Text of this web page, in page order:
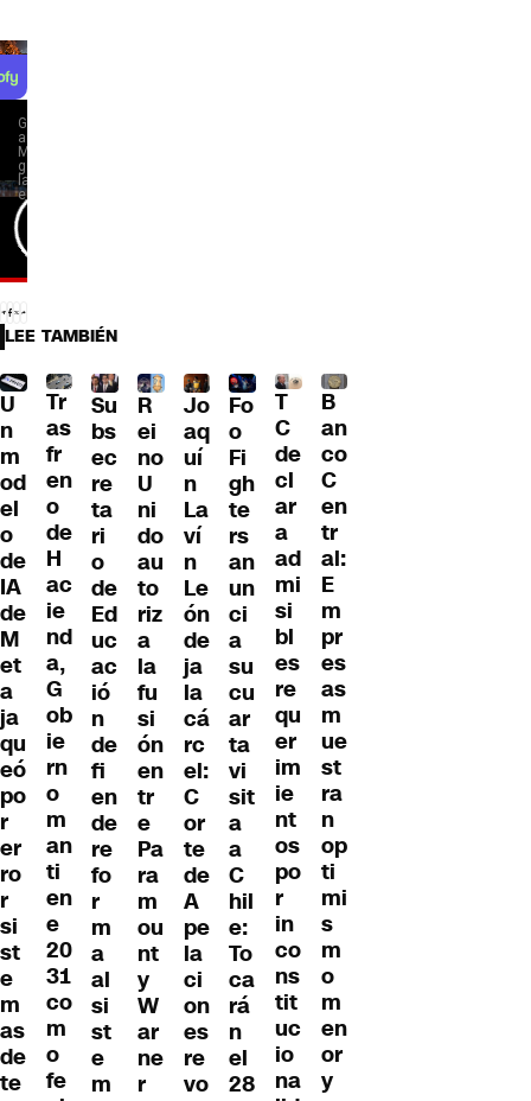
LEE TAMBIÉN
U
n
m
od
el
o
de
IA
de
M
et
a
ja
qu
eó
po
r
er
ro
r
si
st
e
m
as
de
te
Tr
as
fr
en
o
de
H
ac
ie
nd
a,
G
ob
ie
rn
o
m
an
ti
en
e
20
31
co
m
o
fe
Su
bs
ec
re
ta
ri
o
de
Ed
uc
ac
ió
n
de
fi
en
de
re
fo
r
m
a
al
si
st
e
m
R
ei
no
U
ni
do
au
to
riz
a
la
fu
si
ón
en
tr
e
Pa
ra
m
ou
nt
y
W
ar
ne
r
Jo
aq
uí
n
La
ví
n
Le
ón
de
ja
la
cá
rc
el:
C
or
te
de
A
pe
la
ci
on
es
re
vo
Fo
o
Fi
gh
te
rs
an
un
ci
a
su
cu
ar
ta
vi
sit
a
a
C
hil
e:
To
ca
rá
n
el
28
T
C
de
cl
ar
a
ad
mi
si
bl
es
re
qu
er
im
ie
nt
os
po
r
in
co
ns
tit
uc
io
na
B
an
co
C
en
tr
al:
E
m
pr
es
as
m
ue
st
ra
n
op
ti
mi
s
m
o
m
en
or
y